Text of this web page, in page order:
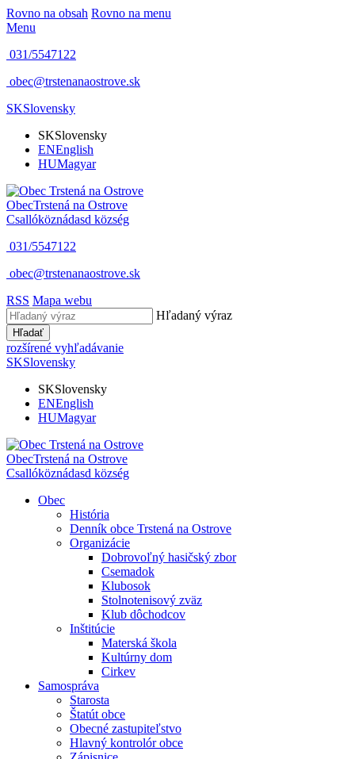
Rovno na obsah Rovno na menu
Menu
031/5547122
obec@trstenanaostrove.sk
SKSlovensky
SKSlovensky
ENEnglish
HUMagyar
ObecTrstená na Ostrove
Csallóköznádasd község
031/5547122
obec@trstenanaostrove.sk
RSS Mapa webu
Hľadaný výraz
Hľadať
rozšírené vyhľadávanie
SKSlovensky
SKSlovensky
ENEnglish
HUMagyar
ObecTrstená na Ostrove
Csallóköznádasd község
Obec
História
Denník obce Trstená na Ostrove
Organizácie
Dobrovoľný hasičský zbor
Csemadok
Klubosok
Stolnotenisový zväz
Klub dôchodcov
Inštitúcie
Materská škola
Kultúrny dom
Cirkev
Samospráva
Starosta
Štatút obce
Obecné zastupiteľstvo
Hlavný kontrolór obce